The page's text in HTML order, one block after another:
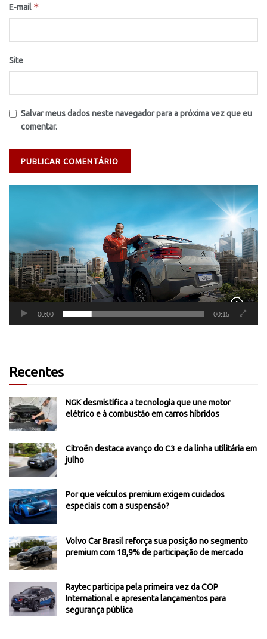
E-mail *
Site
Salvar meus dados neste navegador para a próxima vez que eu
comentar.
00:00 00:15
Recentes
NGK desmistifica a tecnologia que une motor
elétrico e à combustão em carros híbridos
Citroën destaca avanço do C3 e da linha utilitária em
julho
Por que veículos premium exigem cuidados
especiais com a suspensão?
Volvo Car Brasil reforça sua posição no segmento
premium com 18,9% de participação de mercado
Raytec participa pela primeira vez da COP
International e apresenta lançamentos para
segurança pública